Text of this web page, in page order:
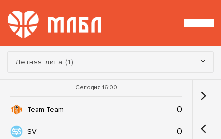
Турнир:
Летняя лига (1)
Сегодня 16:00
Team Team 0
SV 0